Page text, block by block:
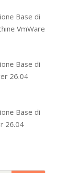
Base di
VmWare
Base di
26.04
Base di
26.04